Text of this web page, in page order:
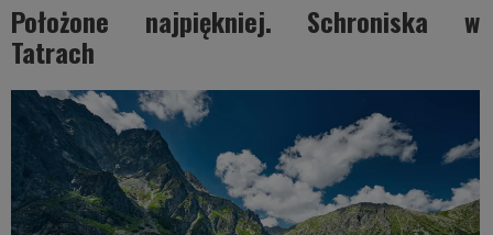
Położone najpiękniej. Schroniska w
Tatrach